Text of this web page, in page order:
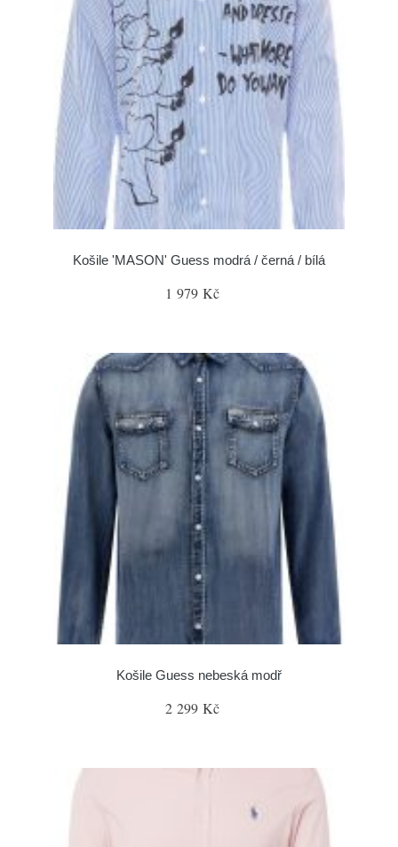
Košile 'MASON' Guess modrá / černá / bílá
1 979 Kč
Košile Guess nebeská modř
2 299 Kč